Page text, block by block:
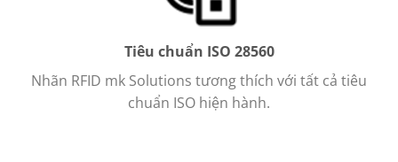
Tiêu chuẩn ISO 28560
Nhãn RFID mk Solutions tương thích với tất cả tiêu
chuẩn ISO hiện hành.